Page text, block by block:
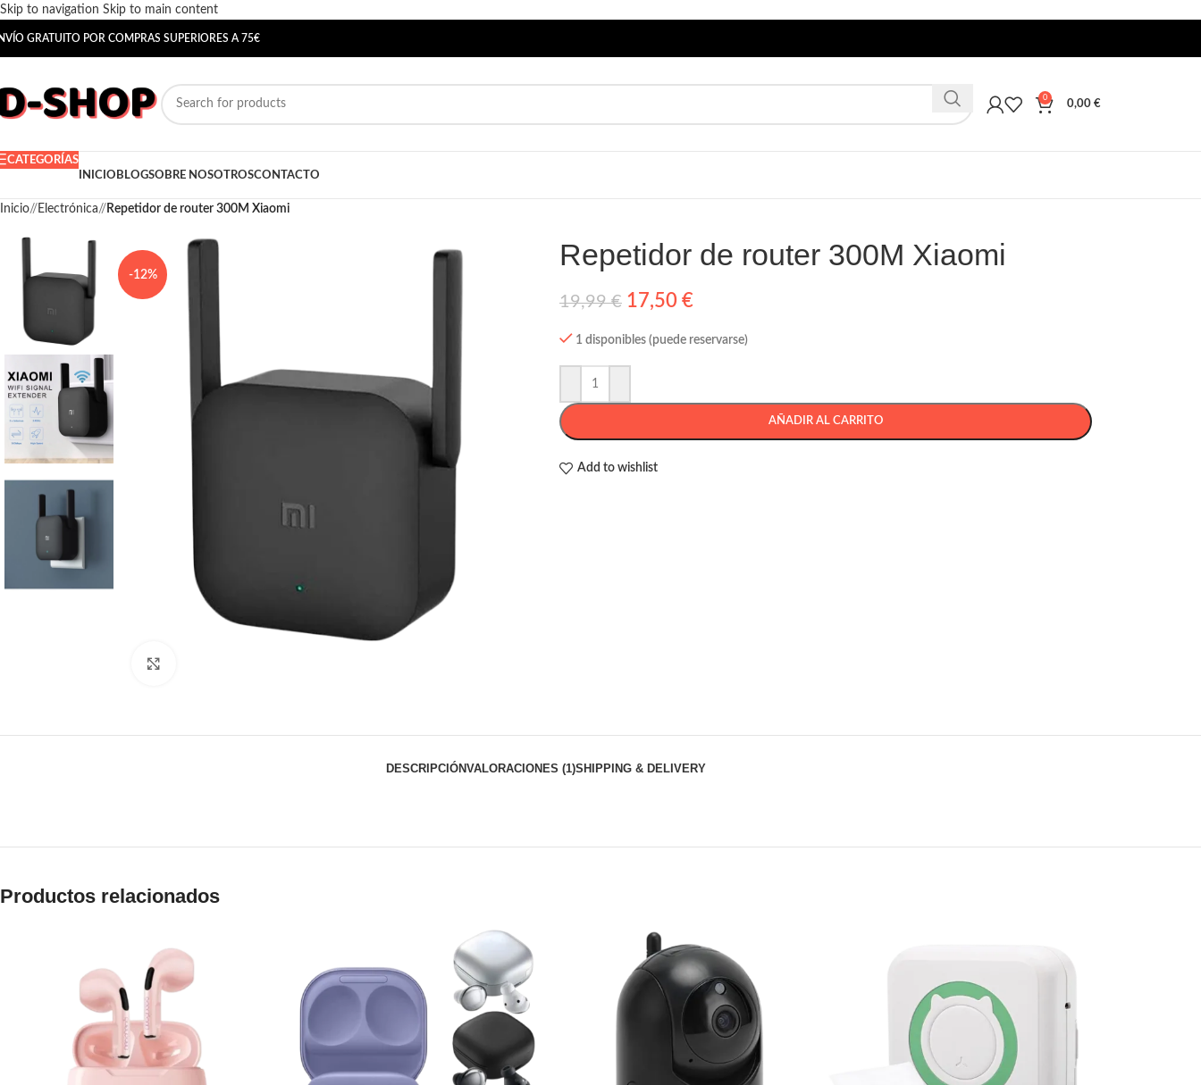
Skip to navigation Skip to main content
GRATUITO POR COMPRAS SUPERIORES A 75€
0
0,00 €
CATEGORÍAS
INICIO BLOGSOBRE NOSOTROSCONTACTO
Inicio/ Electrónica/ Repetidor de router 300M Xiaomi
-12%
Repetidor de router 300M Xiaomi
19,99€ 17,50 €
1 disponibles (puede reservarse)
AÑADIR AL CARRITO
Add to wishlist
DESCRIPCIÓNVALORACIONES (1)SHIPPING & DELIVERY
Productos relacionados